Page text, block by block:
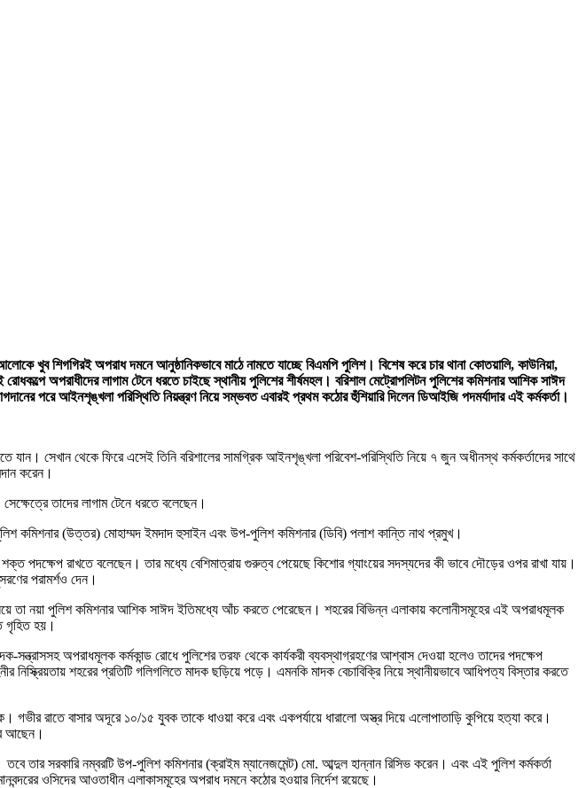
খুব শিগগিরই অপরাধ দমনে আনুষ্ঠানিকভাবে মাঠে নামতে যাচ্ছে বিএমপি পুলিশ। বিশেষ করে চার থানা কোতয়ালি, কাউনিয়া,
অপরাধীদের লাগাম টেনে ধরতে চাইছে স্থানীয় পুলিশের শীর্ষমহল। বরিশাল মেট্রোপলিটন পুলিশের কমিশনার আশিক সাঈদ
পরে আইনশৃঙ্খলা পরিস্থিতি নিয়ন্ত্রণ নিয়ে সম্ভবত এবারই প্রথম কঠোর হুঁশিয়ারি দিলেন ডিআইজি পদমর্যাদার এই কর্মকর্তা।
যান। সেখান থেকে ফিরে এসেই তিনি বরিশালের সামগ্রিক আইনশৃঙ্খলা পরিবেশ-পরিস্থিতি নিয়ে ৭ জুন অধীনস্থ কর্মকর্তাদের সাথে
করেন।
তাদের লাগাম টেনে ধরতে বলেছেন।
কমিশনার (উত্তর) মোহাম্মদ ইমদাদ হুসাইন এবং উপ-পুলিশ কমিশনার (ডিবি) পলাশ কান্তি নাথ প্রমুখ।
পদক্ষেপ রাখতে বলেছেন। তার মধ্যে বেশিমাত্রায় গুরুত্ব পেয়েছে কিশোর গ্যাংয়ের সদস্যদের কী ভাবে দৌড়ের ওপর রাখা যায়।
পরামর্শও দেন।
তা নয়া পুলিশ কমিশনার আশিক সাঈদ ইতিমধ্যে আঁচ করতে পেরেছেন। শহরের বিভিন্ন এলাকায় কলোনীসমূহের এই অপরাধমূলক
গৃহিত হয়।
সন্ত্রাসসহ অপরাধমূলক কর্মকান্ড রোধে পুলিশের তরফ থেকে কার্যকরী ব্যবস্থাগ্রহণের আশ্বাস দেওয়া হলেও তাদের পদক্ষেপ
শহরের প্রতিটি গলিগলিতে মাদক ছড়িয়ে পড়ে। এমনকি মাদক বেচাবিক্রি নিয়ে স্থানীয়ভাবে আধিপত্য বিস্তার করতে
গভীর রাতে বাসার অদূরে ১০/১৫ যুবক তাকে ধাওয়া করে এবং একপর্যায়ে ধারালো অস্ত্র দিয়ে এলোপাতাড়ি কুপিয়ে হত্যা করে।
আছেন।
তার সরকারি নম্বরটি উপ-পুলিশ কমিশনার (ক্রাইম ম্যানেজমেন্ট) মো. আব্দুল হান্নান রিসিভ করেন। এবং এই পুলিশ কর্মকর্তা
ওসিদের আওতাধীন এলাকাসমূহের অপরাধ দমনে কঠোর হওয়ার নির্দেশ রয়েছে।